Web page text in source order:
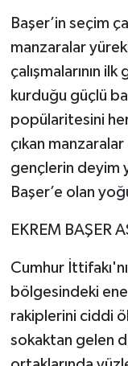
Başer’in seçim
manzaralar
çalışmalarının
kurduğu güçlü
popülaritesini
çıkan
gençlerin deyim
Başer’e olan
EKREM BAŞER
Cumhur
bölgesindeki
rakiplerini ciddi
sokaktan gelen